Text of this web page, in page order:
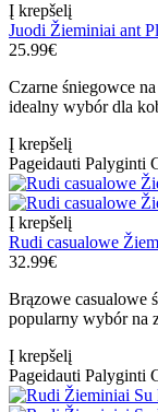
Į krepšelį
Juodi Žieminiai ant
25.99€
Czarne śniegowce
idealny wybór dla
Į krepšelį
Pageidauti Palyginti
Į krepšelį
Rudi casualowe
32.99€
Brązowe casualowe
popularny wybór na
Į krepšelį
Pageidauti Palyginti